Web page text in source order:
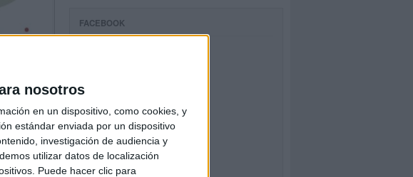
nosotros
en un dispositivo, como cookies, y
estándar enviada por un dispositivo
investigación de audiencia y
utilizar datos de localización
Puede hacer clic para
FACEBOOK